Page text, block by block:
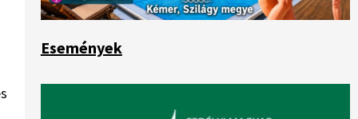
Események